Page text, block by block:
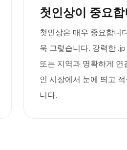
첫인상이 중요
첫인상은 매우 중요합니
욱 그렇습니다. 강력한
또는 지역과 명확하게
인 시장에서 눈에 띄고
니다.